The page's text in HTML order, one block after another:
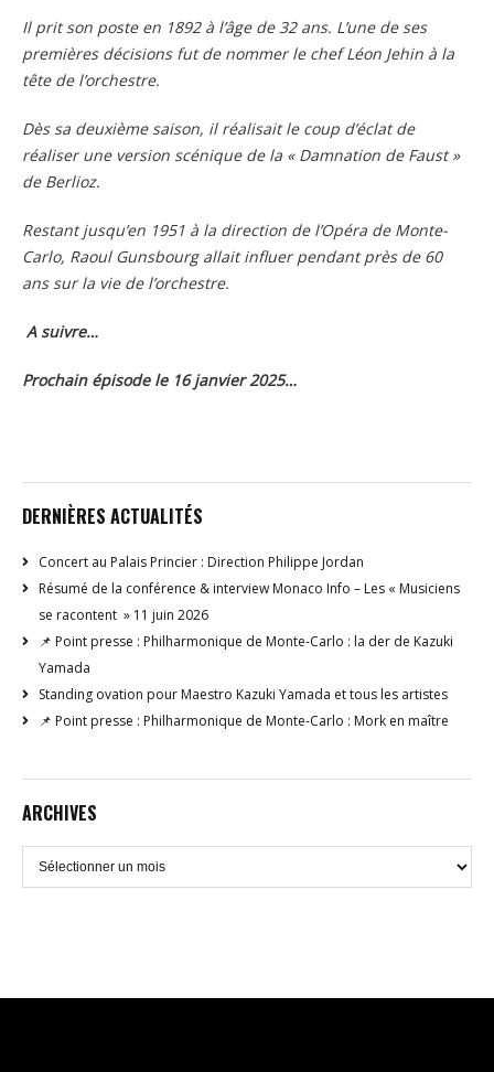
Il prit son poste en 1892 à l’âge de 32 ans. L’une de ses
premières décisions fut de nommer le chef Léon Jehin à la
tête de l’orchestre.
Dès sa deuxième saison, il réalisait le coup d’éclat de
réaliser une version scénique de la « Damnation de Faust »
de Berlioz.
Restant jusqu’en 1951 à la direction de l’Opéra de Monte-
Carlo, Raoul Gunsbourg allait influer pendant près de 60
ans sur la vie de l’orchestre.
A suivre…
Prochain épisode le 16 janvier 2025…
DERNIÈRES ACTUALITÉS
Concert au Palais Princier : Direction Philippe Jordan
Résumé de la conférence & interview Monaco Info – Les « Musiciens
se racontent » 11 juin 2026
📌 Point presse : Philharmonique de Monte-Carlo : la der de Kazuki
Yamada
Standing ovation pour Maestro Kazuki Yamada et tous les artistes
📌 Point presse : Philharmonique de Monte-Carlo : Mork en maître
ARCHIVES
Archives